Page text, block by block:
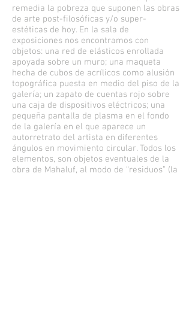
remedia la pobreza que suponen las obras
de arte post-filosóficas y/o super-
estéticas de hoy. En la sala de
exposiciones nos encontramos con
objetos: una red de elásticos enrollada
apoyada sobre un muro; una maqueta
hecha de cubos de acrílicos como alusión
topográfica puesta en medio del piso de la
galería; un zapato de cuentas rojo sobre
una caja de dispositivos eléctricos; una
pequeña pantalla de plasma en el fondo
de la galería en el que aparece un
autorretrato del artista en diferentes
ángulos en movimiento circular. Todos los
elementos, son objetos eventuales de la
obra de Mahaluf, al modo de “residuos” (la